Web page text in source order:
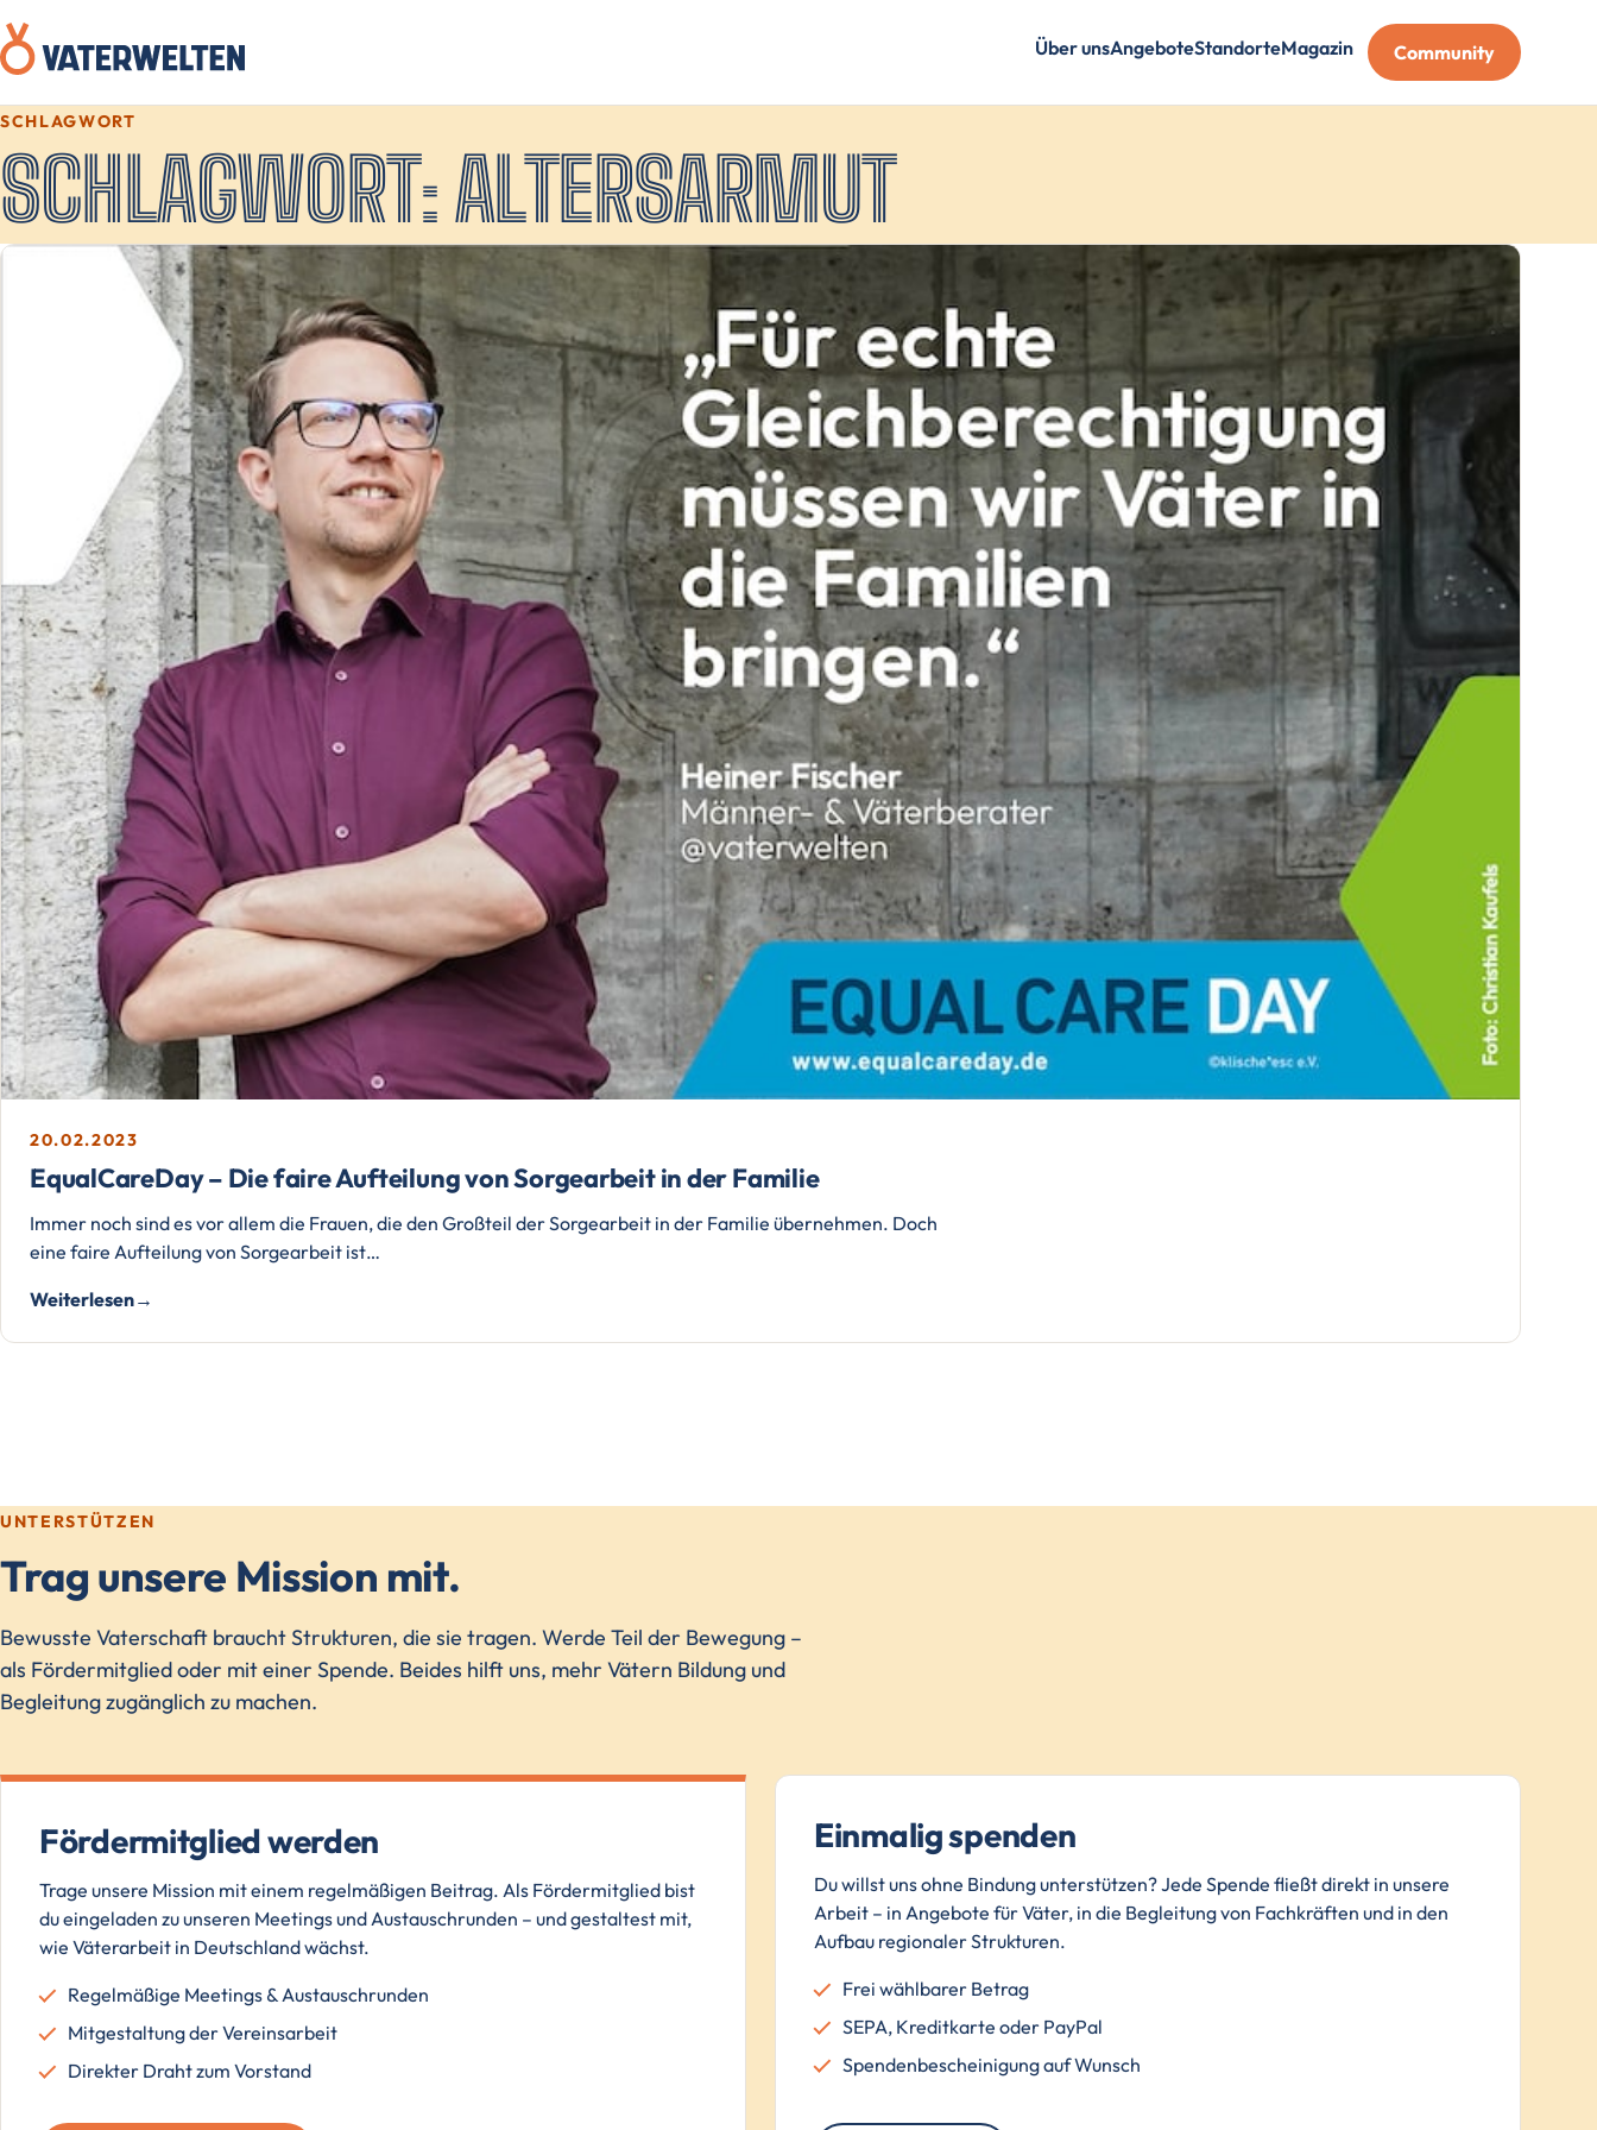
Über unsAngeboteStandorteMagazin Community
SCHLAGWORT
SCHLAGWORT:ALTERSARMUT
20.02.2023
EqualCareDay – Die faire Aufteilung von Sorgearbeit in der Familie
Immer noch sind es vor allem die Frauen, die den Großteil der Sorgearbeit in der Familie übernehmen. Doch
eine faire Aufteilung von Sorgearbeit ist…
Weiterlesen
UNTERSTÜTZEN
Trag unsere Mission mit.
Bewusste Vaterschaft braucht Strukturen, die sie tragen. Werde Teil der Bewegung –
als Fördermitglied oder mit einer Spende. Beides hilft uns, mehr Vätern Bildung und
Begleitung zugänglich zu machen.
Fördermitglied werden
Trage unsere Mission mit einem regelmäßigen Beitrag. Als Fördermitglied bist
du eingeladen zu unseren Meetings und Austauschrunden – und gestaltest mit,
wie Väterarbeit in Deutschland wächst.
Regelmäßige Meetings & Austauschrunden
Mitgestaltung der Vereinsarbeit
Direkter Draht zum Vorstand
Einmalig spenden
Du willst uns ohne Bindung unterstützen? Jede Spende fließt direkt in unsere
Arbeit – in Angebote für Väter, in die Begleitung von Fachkräften und in den
Aufbau regionaler Strukturen.
Frei wählbarer Betrag
SEPA, Kreditkarte oder PayPal
Spendenbescheinigung auf Wunsch